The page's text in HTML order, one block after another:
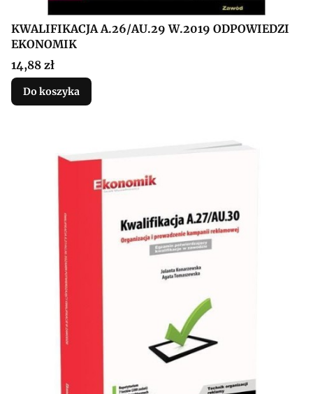
KWALIFIKACJA A.26/AU.29 W.2019 ODPOWIEDZI
EKONOMIK
Cena
14,88 zł
Do koszyka